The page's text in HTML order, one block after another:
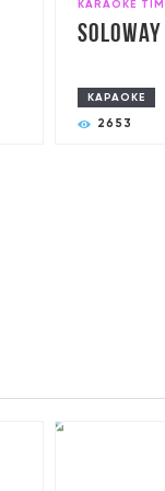
KARAOKE
SoloWay
КАРАОКЕ
2653